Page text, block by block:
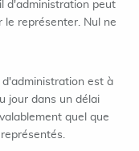
d'administration peut
représenter. Nul ne
est à
jour dans un délai
quel que